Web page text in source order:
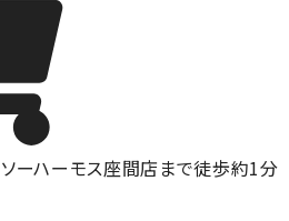
ソーハーモス座間店まで徒歩約1分